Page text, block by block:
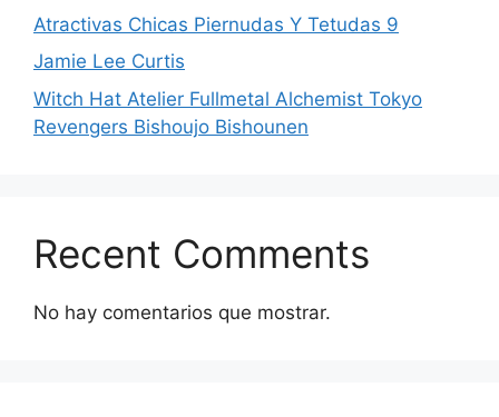
Atractivas Chicas Piernudas Y Tetudas 9
Jamie Lee Curtis
Witch Hat Atelier Fullmetal Alchemist Tokyo
Revengers Bishoujo Bishounen
Recent Comments
No hay comentarios que mostrar.